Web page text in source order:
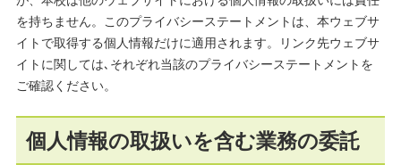
を持ちません。このプライバシーステートメントは、本ウェブサ
イトで取得する個人情報だけに適用されます。リンク先ウェブサ
イトに関しては､それぞれ当該のプライバシーステートメントを
ご確認ください。
個人情報の取扱いを含む業務の委託